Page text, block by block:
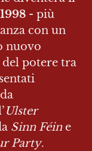
- più
con un
nuovo
potere tra
Ulster
Sinn Féin
Party.